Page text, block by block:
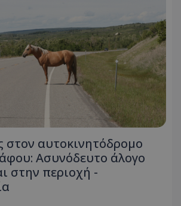
στον αυτοκινητόδρομο
Ασυνόδευτο άλογο
στην περιοχή -